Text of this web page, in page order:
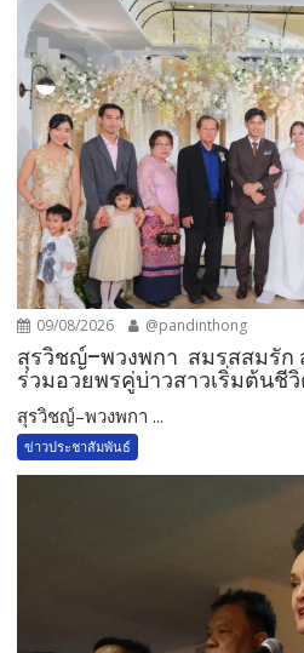
09/08/2026 @pandinthong
สุรวิชญ์–พวงพกา สมรสสมรัก
ร่วมอวยพรคู่บ่าวสาวเริ่มต้นชี
สุรวิชญ์–พวงพกา ...
ข่าวประชาสัมพันธ์